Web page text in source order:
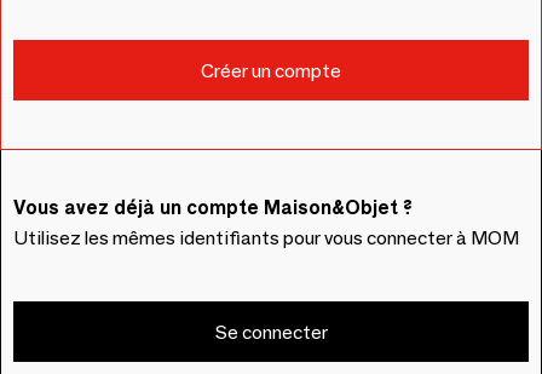
Vous avez déjà un compte Maison&Objet ?
Utilisez les mêmes identifiants pour vous connecter à MOM
Se connecter